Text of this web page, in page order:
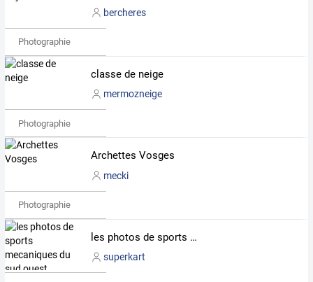
bercheres
Photographie
classe de neige
mermozneige
Photographie
Archettes Vosges
mecki
Photographie
les photos de sports mecaniques du sud ouest
superkart